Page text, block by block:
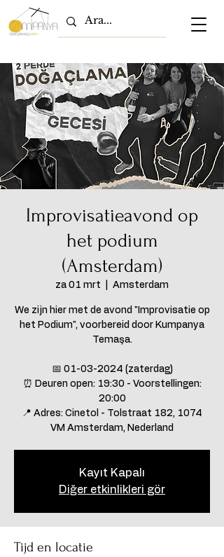
Improvisatieavond op
het podium
(Amsterdam)
za 01 mrt Amsterdam
We zijn hier met de avond "Improvisatie op
het Podium", voorbereid door Kumpanya
Temaşa.
📅 01-03-2024 (zaterdag)
⏰ Deuren open: 19:30 - Voorstellingen:
20:00
📍 Adres: Cinetol - Tolstraat 182, 1074
Kayıt Kapalı
Diğer etkinlikleri gör
Tijd en locatie